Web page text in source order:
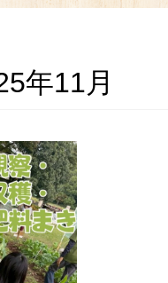
年11月